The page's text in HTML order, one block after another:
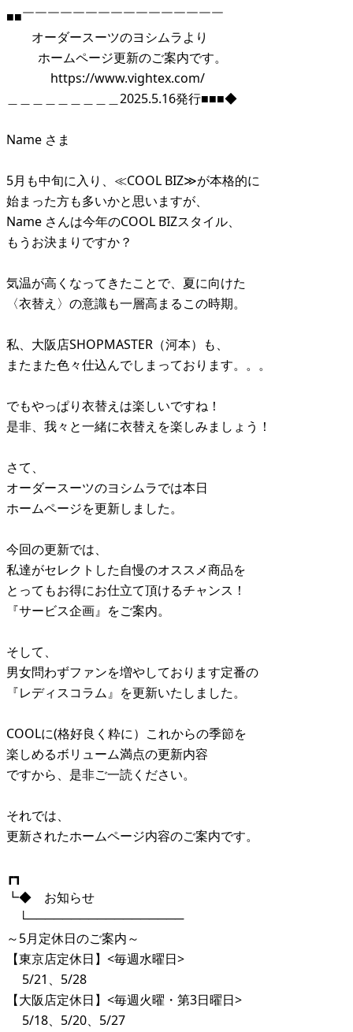
■■￣￣￣￣￣￣￣￣￣￣￣￣￣￣￣￣
オーダースーツのヨシムラより
ホームページ更新のご案内です。
https://www.vightex.com/
＿＿＿＿＿＿＿＿＿2025.5.16発行■■■◆
Name さま
5月も中旬に入り、≪COOL BIZ≫が本格的に
始まった方も多いかと思いますが、
Name さんは今年のCOOL BIZスタイル、
もうお決まりですか？
気温が高くなってきたことで、夏に向けた
〈衣替え〉の意識も一層高まるこの時期。
私、大阪店SHOPMASTER（河本）も、
またまた色々仕込んでしまっております。。。
でもやっぱり衣替えは楽しいですね！
是非、我々と一緒に衣替えを楽しみましょう！
さて、
オーダースーツのヨシムラでは本日
ホームページを更新しました。
今回の更新では、
私達がセレクトした自慢のオススメ商品を
とってもお得にお仕立て頂けるチャンス！
『サービス企画』をご案内。
そして、
男女問わずファンを増やしております定番の
『レディスコラム』を更新いたしました。
COOLに(格好良く粋に）これからの季節を
楽しめるボリューム満点の更新内容
ですから、是非ご一読ください。
それでは、
更新されたホームページ内容のご案内です。
┏┓
┗◆ お知らせ
└──────────────────
～5月定休日のご案内～
【東京店定休日】<毎週水曜日>
5/21、5/28
【大阪店定休日】<毎週火曜・第3日曜日>
5/18、5/20、5/27